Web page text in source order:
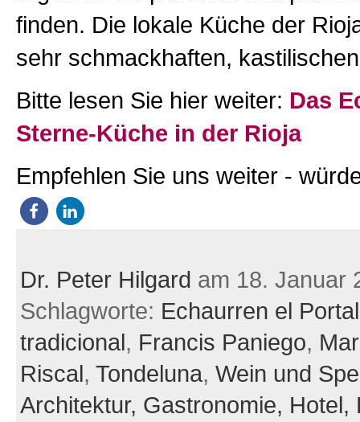
finden. Die lokale Küche der
sehr schmackhaften, kastilischen
Bitte lesen Sie hier weiter: Das
Sterne-Küche in der Rioja
Empfehlen Sie uns weiter -
Dr. Peter Hilgard am 18. Januar
Schlagworte: Echaurren el Portal
tradicional, Francis Paniego,
Riscal, Tondeluna, Wein und
Architektur, Gastronomie, Hotel,